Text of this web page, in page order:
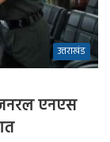
उत्तराखंड
एनएस